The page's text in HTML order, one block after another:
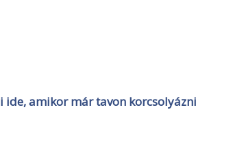
ide, amikor már tavon korcsolyázni